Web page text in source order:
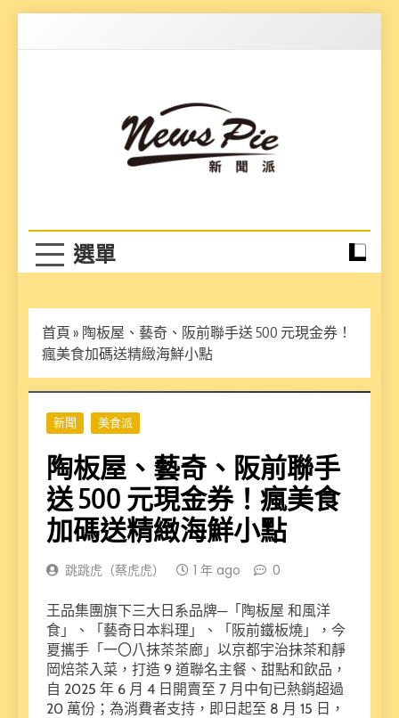
首頁 » 陶板屋、藝奇、阪前聯手送 500 元現金券！
瘋美食加碼送精緻海鮮小點
新聞 美食派
陶板屋、藝奇、阪前聯手
送 500 元現金券！瘋美食
加碼送精緻海鮮小點
跳跳虎（蔡虎虎） 1 年 ago 0
王品集團旗下三大日系品牌─「陶板屋 和風洋
食」、「藝奇日本料理」、「阪前鐵板燒」，今
夏攜手「一〇八抹茶茶廊」以京都宇治抹茶和靜
岡焙茶入菜，打造 9 道聯名主餐、甜點和飲品，
自 2025 年 6 月 4 日開賣至 7 月中旬已熱銷超過
20 萬份；為消費者支持，即日起至 8 月 15 日，